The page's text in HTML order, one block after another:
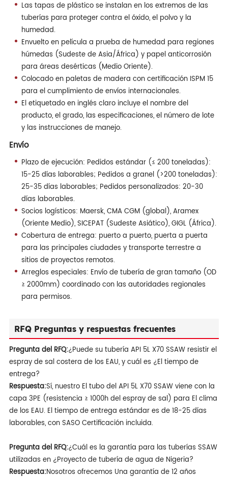
Las tapas de plástico se instalan en los extremos de las
tuberías para proteger contra el óxido, el polvo y la
humedad.
Envuelto en película a prueba de humedad para regiones
húmedas (Sudeste de Asia/África) y papel anticorrosión
para áreas desérticas (Medio Oriente).
Colocado en paletas de madera con certificación ISPM 15
para el cumplimiento de envíos internacionales.
El etiquetado en inglés claro incluye el nombre del
producto, el grado, las especificaciones, el número de lote
y las instrucciones de manejo.
Envío
Plazo de ejecución: Pedidos estándar (≤ 200 toneladas):
15-25 días laborables; Pedidos a granel (>200 toneladas):
25-35 días laborables; Pedidos personalizados: 20-30
días laborables.
Socios logísticos: Maersk, CMA CGM (global), Aramex
(Oriente Medio), SICEPAT (Sudeste Asiático), GIGL (África).
Cobertura de entrega: puerto a puerto, puerta a puerta
para las principales ciudades y transporte terrestre a
sitios de proyectos remotos.
Arreglos especiales: Envío de tubería de gran tamaño (OD
≥ 2000mm) coordinado con las autoridades regionales
para permisos.
RFQ Preguntas y respuestas frecuentes
Pregunta del RFQ:¿Puede su tubería API 5L X70 SSAW resistir el
espray de sal costera de los EAU, y cuál es ¿El tiempo de
entrega?
Respuesta:Sí, nuestro El tubo del API 5L X70 SSAW viene con la
capa 3PE (resistencia ≥ 1000h del espray de sal) para El clima
de los EAU. El tiempo de entrega estándar es de 18-25 días
laborables, con SASO Certificación incluida.
Pregunta del RFQ:¿Cuál es la garantía para las tuberías SSAW
utilizadas en ¿Proyecto de tubería de agua de Nigeria?
Respuesta:Nosotros ofrecemos Una garantía de 12 años